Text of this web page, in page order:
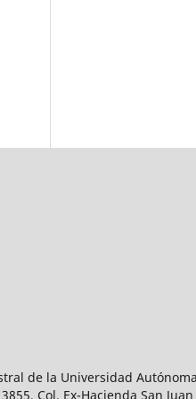
de la Universidad
Col. Ex-Hacienda San Juan